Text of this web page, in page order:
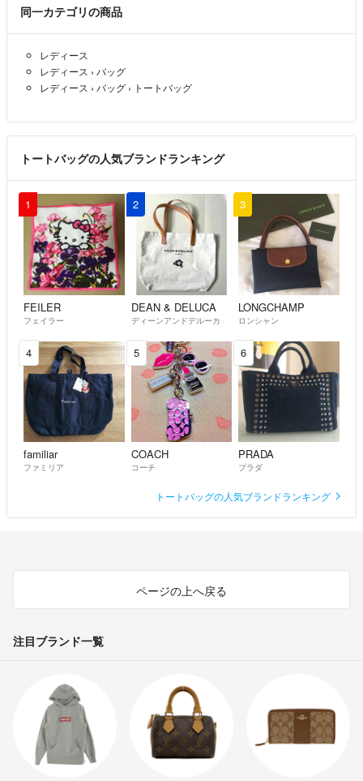
同一カテゴリの商品
レディース
レディース › バッグ
レディース › バッグ › トートバッグ
トートバッグの人気ブランドランキング
1
FEILER
フェイラー
2
DEAN & DELUCA
ディーンアンドデルーカ
3
LONGCHAMP
ロンシャン
4
familiar
ファミリア
5
COACH
コーチ
6
PRADA
プラダ
トートバッグの人気ブランドランキング
ページの上へ戻る
注目ブランド一覧